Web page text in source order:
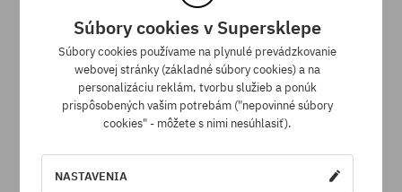
Súbory cookies v Supersklepe
Súbory cookies používame na plynulé prevádzkovanie
webovej stránky (základné súbory cookies) a na
personalizáciu reklám, tvorbu služieb a ponúk
prispôsobených vašim potrebám ("nepovinné súbory
cookies" - môžete s nimi nesúhlasiť).
NASTAVENIA